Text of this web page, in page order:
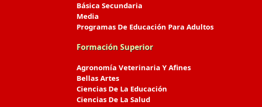
Básica Secundaria
Media
Programas De Educación Para Adultos
Formación Superior
Agronomía Veterinaria Y Afines
Bellas Artes
Ciencias De La Educación
Ciencias De La Salud